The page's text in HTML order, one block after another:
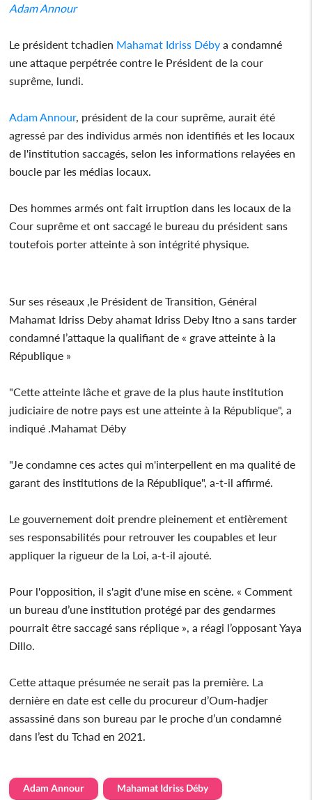
Adam Annour
Le président tchadien Mahamat Idriss Déby a condamné
une attaque perpétrée contre le Président de la cour
suprême, lundi.
Adam Annour, président de la cour suprême, aurait été
agressé par des individus armés non identifiés et les locaux
de l'institution saccagés, selon les informations relayées en
boucle par les médias locaux.
Des hommes armés ont fait irruption dans les locaux de la
Cour suprême et ont saccagé le bureau du président sans
toutefois porter atteinte à son intégrité physique.
Sur ses réseaux ,le Président de Transition, Général
Mahamat Idriss Deby ahamat Idriss Deby Itno a sans tarder
condamné l’attaque la qualifiant de « grave atteinte à la
République »
"Cette atteinte lâche et grave de la plus haute institution
judiciaire de notre pays est une atteinte à la République", a
indiqué .Mahamat Déby
"Je condamne ces actes qui m'interpellent en ma qualité de
garant des institutions de la République", a-t-il affirmé.
Le gouvernement doit prendre pleinement et entièrement
ses responsabilités pour retrouver les coupables et leur
appliquer la rigueur de la Loi, a-t-il ajouté.
Pour l'opposition, il s'agit d'une mise en scène. « Comment
un bureau d’une institution protégé par des gendarmes
pourrait être saccagé sans réplique », a réagi l’opposant Yaya
Dillo.
Cette attaque présumée ne serait pas la première. La
dernière en date est celle du procureur d’Oum-hadjer
assassiné dans son bureau par le proche d’un condamné
dans l’est du Tchad en 2021.
Adam Annour Mahamat Idriss Déby